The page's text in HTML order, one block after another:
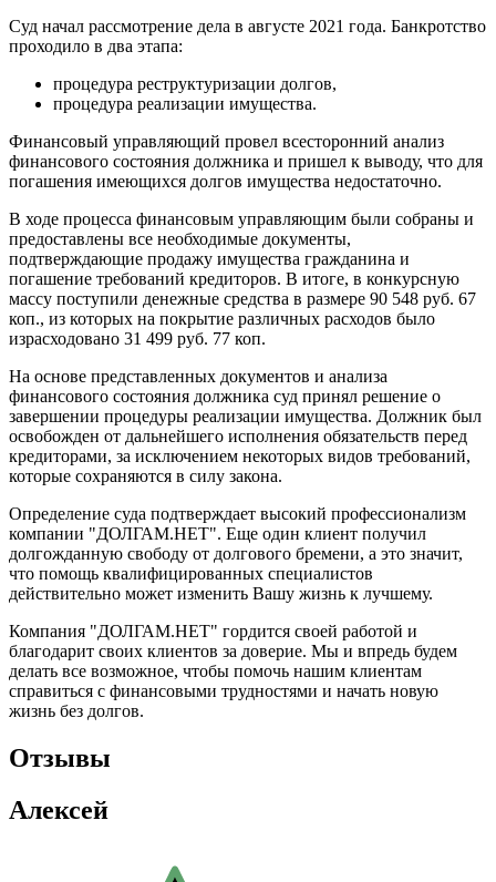
Суд начал рассмотрение дела в августе 2021 года. Банкротство
проходило в два этапа:
процедура реструктуризации долгов,
процедура реализации имущества.
Финансовый управляющий провел всесторонний анализ
финансового состояния должника и пришел к выводу, что для
погашения имеющихся долгов имущества недостаточно.
В ходе процесса финансовым управляющим были собраны и
предоставлены все необходимые документы,
подтверждающие продажу имущества гражданина и
погашение требований кредиторов. В итоге, в конкурсную
массу поступили денежные средства в размере 90 548 руб. 67
коп., из которых на покрытие различных расходов было
израсходовано 31 499 руб. 77 коп.
На основе представленных документов и анализа
финансового состояния должника суд принял решение о
завершении процедуры реализации имущества. Должник был
освобожден от дальнейшего исполнения обязательств перед
кредиторами, за исключением некоторых видов требований,
которые сохраняются в силу закона.
Определение суда подтверждает высокий профессионализм
компании "ДОЛГАМ.НЕТ". Еще один клиент получил
долгожданную свободу от долгового бремени, а это значит,
что помощь квалифицированных специалистов
действительно может изменить Вашу жизнь к лучшему.
Компания "ДОЛГАМ.НЕТ" гордится своей работой и
благодарит своих клиентов за доверие. Мы и впредь будем
делать все возможное, чтобы помочь нашим клиентам
справиться с финансовыми трудностями и начать новую
жизнь без долгов.
Отзывы
Алексей